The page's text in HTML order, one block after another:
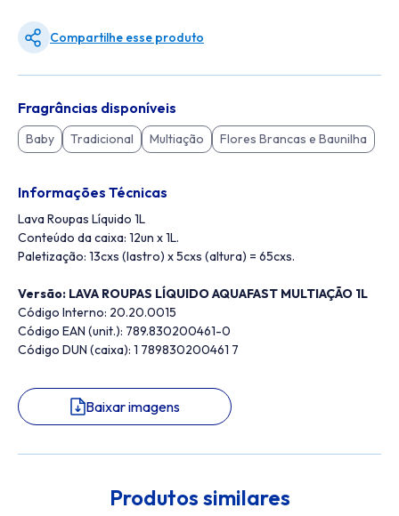
Compartilhe esse produto
Fragrâncias disponíveis
Baby Tradicional Multiação Flores Brancas e Baunilha
Informações Técnicas
Lava Roupas Líquido 1L
Conteúdo da caixa: 12un x 1L.
Paletização: 13cxs (lastro) x 5cxs (altura) = 65cxs.
Versão: LAVA ROUPAS LÍQUIDO AQUAFAST MULTIAÇÃO 1L
Código Interno: 20.20.0015
Código EAN (unit.): 789.830200461-0
Código DUN (caixa): 1 789830200461 7
Baixar imagens
Produtos similares